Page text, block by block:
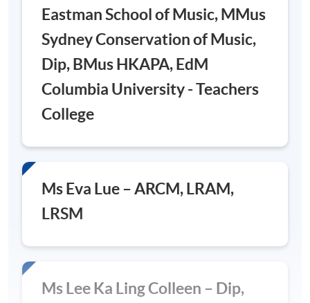
Eastman School of Music, MMus
Sydney Conservation of Music,
Dip, BMus HKAPA, EdM
Columbia University - Teachers
College
Ms Eva Lue – ARCM, LRAM,
LRSM
Ms Lee Ka Ling Colleen – Dip,